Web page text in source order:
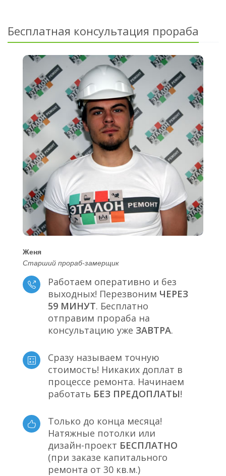
Бесплатная консультация прораба
Женя
Старший прораб-замерщик
Работаем оперативно и без
выходных! Перезвоним ЧЕРЕЗ
59 МИНУТ. Бесплатно
отправим прораба на
консультацию уже ЗАВТРА.
Сразу называем точную
стоимость! Никаких доплат в
процессе ремонта. Начинаем
работать БЕЗ ПРЕДОПЛАТЫ!
Только до конца месяца!
Натяжные потолки или
дизайн-проект БЕСПЛАТНО
(при заказе капитального
ремонта от 30 кв.м.)